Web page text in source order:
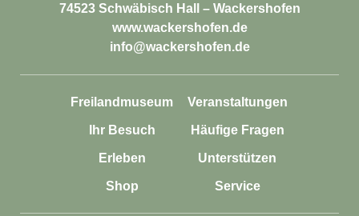
74523 Schwäbisch Hall – Wackershofen
www.wackershofen.de
info@wackershofen.de
Freilandmuseum Veranstaltungen
Ihr Besuch Häufige Fragen
Erleben Unterstützen
Shop Service